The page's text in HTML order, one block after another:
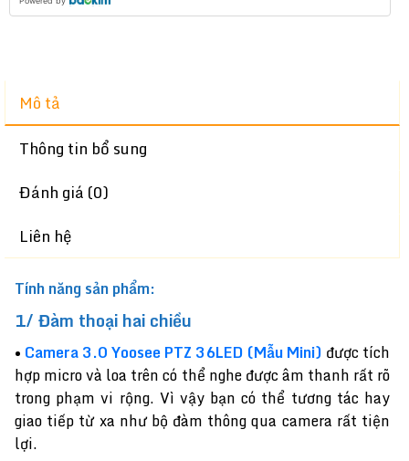
Mô tả
Thông tin bổ sung
Đánh giá (0)
Liên hệ
Tính năng sản phẩm:
1/ Đàm thoại hai chiều
• Camera 3.0 Yoosee PTZ 36LED (Mẫu Mini) được tích
hợp micro và loa trên có thể nghe được âm thanh rất rõ
trong phạm vi rộng. Vì vậy bạn có thể tương tác hay
giao tiếp từ xa như bộ đàm thông qua camera rất tiện
lợi.